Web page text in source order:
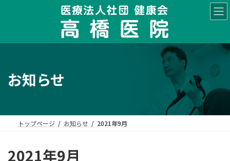
ツ
シ
お知らせ
トップページ お知らせ 2021年9月
2021年9月